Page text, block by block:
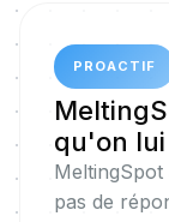
PROACTIF
qu'on
pas de